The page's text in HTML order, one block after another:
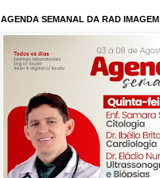
AGENDA SEMANAL DA RAD IMAGEM